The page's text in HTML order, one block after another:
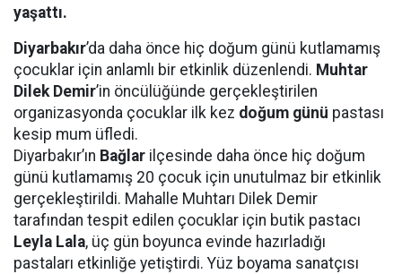
yaşattı.
Diyarbakır’da daha önce hiç doğum günü kutlamamış
çocuklar için anlamlı bir etkinlik düzenlendi. Muhtar
Dilek Demir’in öncülüğünde gerçekleştirilen
organizasyonda çocuklar ilk kez doğum günü pastası
kesip mum üfledi.
Diyarbakır’ın Bağlar ilçesinde daha önce hiç doğum
günü kutlamamış 20 çocuk için unutulmaz bir etkinlik
gerçekleştirildi. Mahalle Muhtarı Dilek Demir
tarafından tespit edilen çocuklar için butik pastacı
Leyla Lala, üç gün boyunca evinde hazırladığı
pastaları etkinliğe yetiştirdi. Yüz boyama sanatçısı